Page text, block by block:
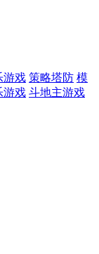
游戏 策略塔防 模
游戏 斗地主游戏